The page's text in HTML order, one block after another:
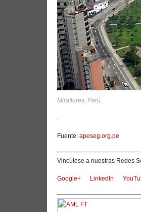
Miraflores, Perú.
.
Fuente: apeseg.org.pe
Vincúlese a nuestras Redes
Google+ LinkedIn